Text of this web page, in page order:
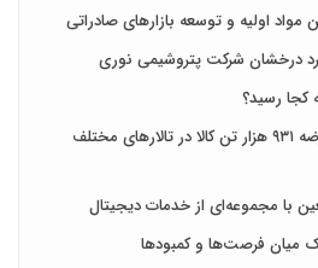
مواد اولیه و توسعه بازارهای صادراتی
درخشان شرکت پتروشیمی نوری
کجا رسید؟
بورس کالای ایران میزبان عرضه ۹۳۱ هزار تن کالا در تالارهای مختلف
با مجموعه‌ای از خدمات دیجیتال
میان فرصت‌ها و کمبودها